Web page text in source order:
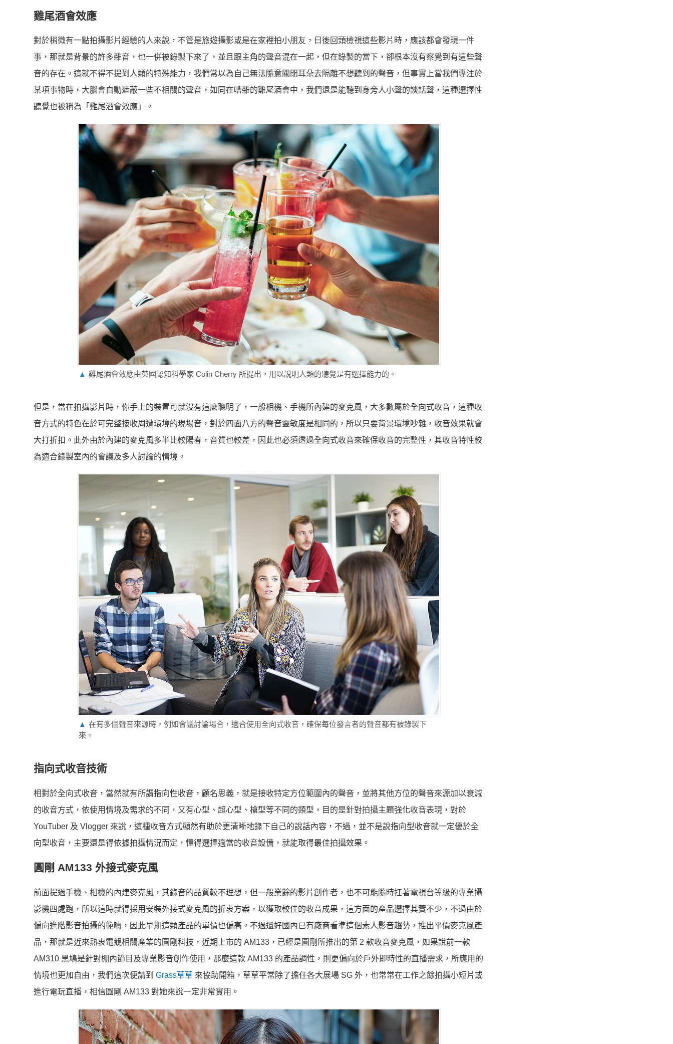
雞尾酒會效應
對於稍微有一點拍攝影片經驗的人來說，不管是旅遊攝影或是在家裡拍小朋友，日後回頭檢視這些影片時，應該都會發現一件
事，那就是背景的許多雜音，也一併被錄製下來了，並且跟主角的聲音混在一起，但在錄製的當下，卻根本沒有察覺到有這些聲
音的存在。這就不得不提到人類的特殊能力，我們常以為自己無法隨意關閉耳朵去隔離不想聽到的聲音，但事實上當我們專注於
某項事物時，大腦會自動遮蔽一些不相關的聲音，如同在嘈雜的雞尾酒會中，我們還是能聽到身旁人小聲的談話聲，這種選擇性
聽覺也被稱為「雞尾酒會效應」。
▲ 雞尾酒會效應由英國認知科學家 Colin Cherry 所提出，用以說明人類的聽覺是有選擇能力的。
但是，當在拍攝影片時，你手上的裝置可就沒有這麼聰明了，一般相機、手機所內建的麥克風，大多數屬於全向式收音，這種收
音方式的特色在於可完整接收周遭環境的現場音，對於四面八方的聲音靈敏度是相同的，所以只要背景環境吵雜，收音效果就會
大打折扣。此外由於內建的麥克風多半比較陽春，音質也較差，因此也必須透過全向式收音來確保收音的完整性，其收音特性較
為適合錄製室內的會議及多人討論的情境。
▲ 在有多個聲音來源時，例如會議討論場合，適合使用全向式收音，確保每位發言者的聲音都有被錄製下
來。
指向式收音技術
相對於全向式收音，當然就有所謂指向性收音，顧名思義，就是接收特定方位範圍內的聲音，並將其他方位的聲音來源加以衰減
的收音方式，依使用情境及需求的不同，又有心型、超心型、槍型等不同的類型，目的是針對拍攝主題強化收音表現，對於
YouTuber 及 Vlogger 來說，這種收音方式顯然有助於更清晰地錄下自己的說話內容，不過，並不是說指向型收音就一定優於全
向型收音，主要還是得依據拍攝情況而定，懂得選擇適當的收音設備，就能取得最佳拍攝效果。
圓剛 AM133 外接式麥克風
前面提過手機、相機的內建麥克風，其錄音的品質較不理想，但一般業餘的影片創作者，也不可能隨時扛著電視台等級的專業攝
影機四處跑，所以這時就得採用安裝外接式麥克風的折衷方案，以獲取較佳的收音成果，這方面的產品選擇其實不少，不過由於
偏向進階影音拍攝的範疇，因此早期這類產品的單價也偏高。不過還好國內已有廠商看準這個素人影音趨勢，推出平價麥克風產
品，那就是近來熱衷電競相關產業的圓剛科技，近期上市的 AM133，已經是圓剛所推出的第 2 款收音麥克風，如果說前一款
AM310 黑鳩是針對棚內節目及專業影音創作使用，那麼這款 AM133 的產品調性，則更偏向於戶外即時性的直播需求，所應用的
情境也更加自由，我們這次便請到 Grass草草 來協助開箱，草草平常除了擔任各大展場 SG 外，也常常在工作之餘拍攝小短片或
進行電玩直播，相信圓剛 AM133 對她來說一定非常實用。